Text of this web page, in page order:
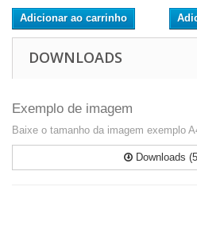
Adicionar ao carrinho
DOWNLOADS
Exemplo de imagem
Baixe o tamanho da imagem exemplo
Downloads